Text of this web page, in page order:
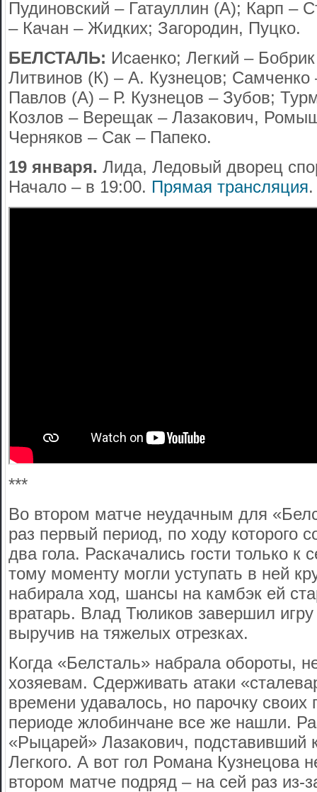
Пудиновский – Гатауллин (А); Карп –
– Качан – Жидких; Загородин, Пуцко.
БЕЛСТАЛЬ: Исаенко; Легкий –
Литвинов (К) – А. Кузнецов; Самченко
Павлов (А) – Р. Кузнецов – Зубов;
Козлов – Верещак – Лазакович,
Черняков – Сак – Папеко.
19 января. Лида, Ледовый дворец
Начало – в 19:00. Прямая трансляция.
***
Во втором матче неудачным для
раз первый период, по ходу которого
два гола. Раскачались гости только к
тому моменту могли уступать в ней
набирала ход, шансы на камбэк ей
вратарь. Влад Тюликов завершил
выручив на тяжелых отрезках.
Когда «Белсталь» набрала обороты,
хозяевам. Сдерживать атаки
времени удавалось, но парочку своих
периоде жлобинчане все же нашли.
«Рыцарей» Лазакович, подставивший
Легкого. А вот гол Романа Кузнецова
втором матче подряд – на сей раз из-